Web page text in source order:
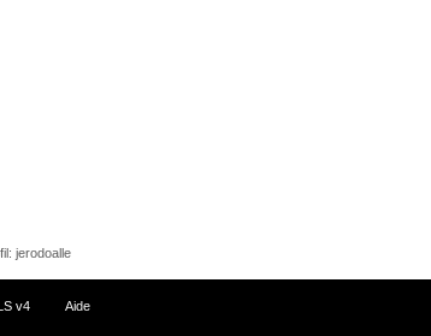
jerodoalle
v4 Aide